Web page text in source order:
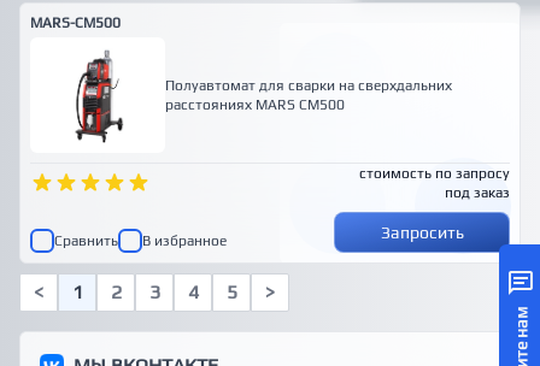
MARS-CM500
Полуавтомат для сварки на сверхдальних
расстояниях MARS CM500
стоимость по запросу
под заказ
Сравнить В избранное Запросить
< 1 2 3 4 5 >